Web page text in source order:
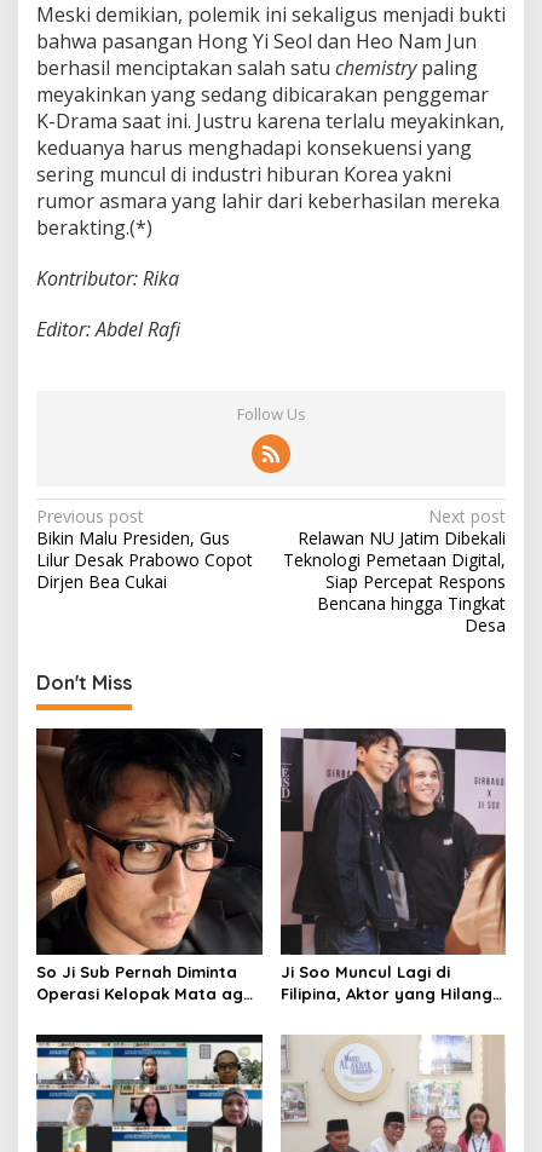
Meski demikian, polemik ini sekaligus menjadi bukti
bahwa pasangan Hong Yi Seol dan Heo Nam Jun
berhasil menciptakan salah satu chemistrypaling
meyakinkan yang sedang dibicarakan penggemar
K-Drama saat ini. Justru karena terlalu meyakinkan,
keduanya harus menghadapi konsekuensi yang
sering muncul di industri hiburan Korea yakni
rumor asmara yang lahir dari keberhasilan mereka
berakting.(*)
Kontributor: Rika
Editor: Abdel Rafi
Follow Us
P
o
s
a
v
i
g
a
i
o
n
Previous post
Bikin Malu Presiden, Gus
Lilur Desak Prabowo Copot
Dirjen Bea Cukai
Next post
Relawan NU Jatim Dibekali
Teknologi Pemetaan Digital,
Siap Percepat Respons
Bencana hingga Tingkat
Desa
Don't Miss
So Ji Sub Pernah Diminta
Operasi Kelopak Mata agar
Jadi Ikonnya
Ji Soo Muncul Lagi di
Filipina, Aktor yang Hilang
Ribuan Fans